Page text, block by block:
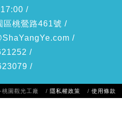
/
區桃鶯路461號 /
/
/
/
園觀光工廠 / 隱私權政策 / 使用條款